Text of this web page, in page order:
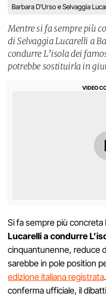
Barbara D'Urso e Selvaggia
Mentre si fa sempre più
di Selvaggia Lucarelli a
condurre L’isola dei
potrebbe sostituirla in
VIDEO
Si fa sempre più concreta
Lucarelli a condurre
cinquantunenne, reduce
sarebbe in pole position
edizione italiana registrata
conferma ufficiale, il